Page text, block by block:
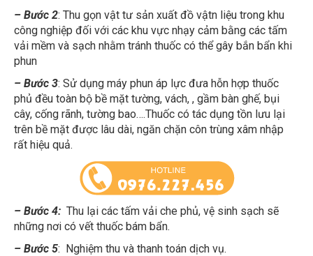
– Bước 2 : Thu gọn vật tư sản xuất đồ vậtn liệu trong khu
công nghiệp đối với các khu vực nhạy cảm bằng các tấm
vải mềm và sạch nhằm tránh thuốc có thể gây bắn bẩn khi
phun
– Bước 3 : Sử dụng máy phun áp lực đưa hỗn hợp thuốc
phủ đều toàn bộ bề mặt tường, vách, , gầm bàn ghế, bụi
cây, cống rãnh, tường bao….Thuốc có tác dụng tồn lưu lại
trên bề mặt được lâu dài, ngăn chặn côn trùng xâm nhập
rất hiệu quả.
– Bước 4:
Thu lại các tấm vải che phủ, vệ sinh sạch sẽ
những nơi có vết thuốc bám bẩn.
– Bước 5 : Nghiệm thu và thanh toán dịch vụ.